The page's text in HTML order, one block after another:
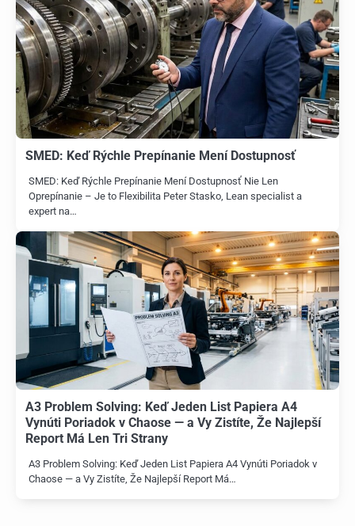
SMED: Keď Rýchle Prepínanie Mení Dostupnosť
SMED: Keď Rýchle Prepínanie Mení Dostupnosť Nie Len
Oprepínanie – Je to Flexibilita Peter Stasko, Lean specialist a
expert na…
A3 Problem Solving: Keď Jeden List Papiera A4
Vynúti Poriadok v Chaose — a Vy Zistíte, Že Najlepší
Report Má Len Tri Strany
A3 Problem Solving: Keď Jeden List Papiera A4 Vynúti Poriadok v
Chaose — a Vy Zistíte, Že Najlepší Report Má…